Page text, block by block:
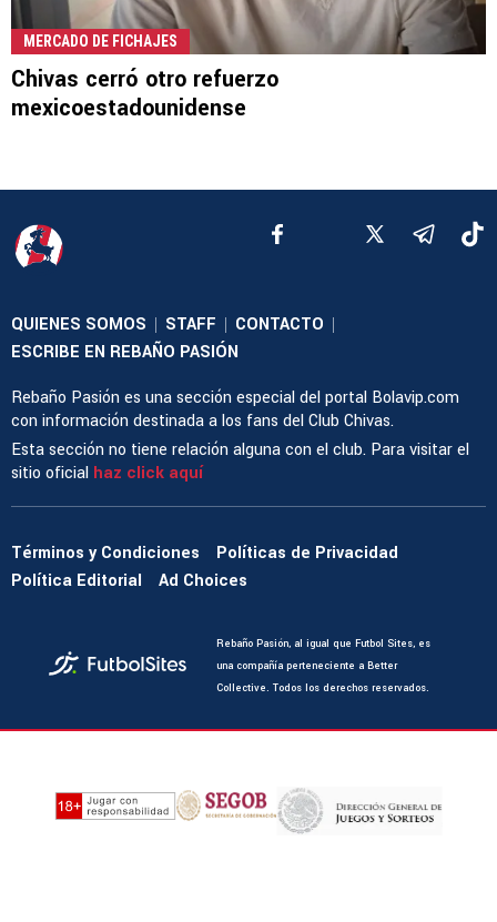
MERCADO DE FICHAJES
Chivas cerró otro refuerzo
mexicoestadounidense
QUIENES SOMOS | STAFF | CONTACTO |
ESCRIBE EN REBAÑO PASIÓN
Rebaño Pasión es una sección especial del portal Bolavip.com
con información destinada a los fans del Club Chivas.
Esta sección no tiene relación alguna con el club. Para visitar el
sitio oficial haz click aquí
Términos y Condiciones
Políticas de Privacidad
Política Editorial
Ad Choices
Rebaño Pasión, al igual que Futbol Sites, es
una compañía perteneciente a Better
Collective. Todos los derechos reservados.